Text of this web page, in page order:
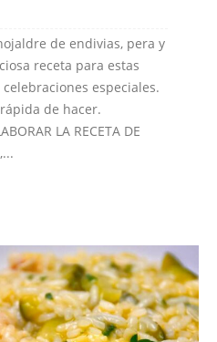
de endivias, pera y
receta para estas
especiales.
de hacer.
LA RECETA DE